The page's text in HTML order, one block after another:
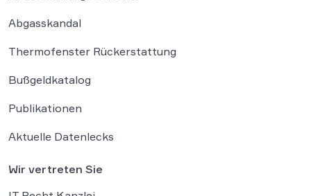
Abgasskandal
Thermofenster Rückerstattung
Bußgeldkatalog
Publikationen
Aktuelle Datenlecks
Wir vertreten Sie